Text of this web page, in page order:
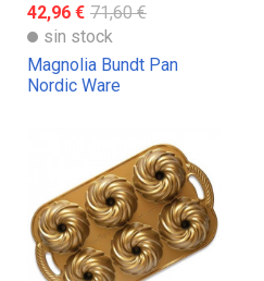
42,96 € 71,60 €
sin stock
Magnolia Bundt Pan
Nordic Ware